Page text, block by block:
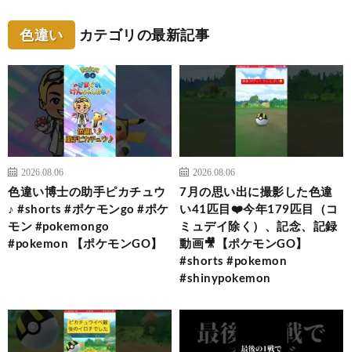
色違い カテゴリの最新記事
2026.08.06
色違い博士の助手ピカチュウ
♪ #shorts #ポケモンgo #ポケ
モン #pokemongo
#pokemon 【ポケモンGO】
2026.08.06
7月の思い出に撮影した色違
い41匹目❤️今年179匹目（コ
ミュデイ除く）、記念、記録
動画🎥【ポケモンGO】
#shorts #pokemon
#shinypokemon